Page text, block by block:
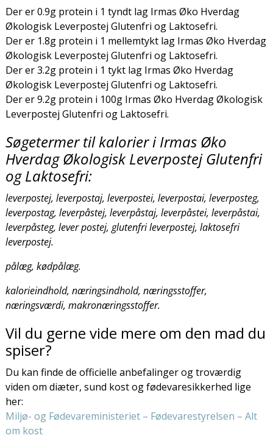
Der er 0.9g protein i 1 tyndt lag Irmas Øko Hverdag
Økologisk Leverpostej Glutenfri og Laktosefri.
Der er 1.8g protein i 1 mellemtykt lag Irmas Øko Hverdag
Økologisk Leverpostej Glutenfri og Laktosefri.
Der er 3.2g protein i 1 tykt lag Irmas Øko Hverdag
Økologisk Leverpostej Glutenfri og Laktosefri.
Der er 9.2g protein i 100g Irmas Øko Hverdag Økologisk
Leverpostej Glutenfri og Laktosefri.
Søgetermer til kalorier i Irmas Øko
Hverdag Økologisk Leverpostej Glutenfri
og Laktosefri:
leverpostej, leverpostaj, leverpostei, leverpostai, leverposteg,
leverpostag, leverpåstej, leverpåstaj, leverpåstei, leverpåstai,
leverpåsteg, lever postej, glutenfri leverpostej, laktosefri
leverpostej.
pålæg, kødpålæg.
kalorieindhold, næringsindhold, næringsstoffer,
næringsværdi, makronæringsstoffer.
Vil du gerne vide mere om den mad du
spiser?
Du kan finde de officielle anbefalinger og troværdig
viden om diæter, sund kost og fødevaresikkerhed lige
her:
Miljø- og Fødevareministeriet – Fødevarestyrelsen – Alt
om kost